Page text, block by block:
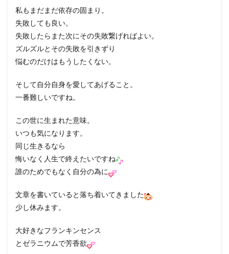
私もまだまだ依存の固まり。
失敗しても良い。
失敗したらまた次にその失敗繋げればよい。
ズルズルとその失敗を引きずり
悩むのだけはもうしたくない。
そして自分自身を愛してあげること。
一番難しいですね。
この世に生まれた意味。
いつも気になります。
同じ生きるなら
悔いなく人生で終えたいですね
誰のためでもなく自分の為に
文章を書いていると落ち着いてきました
少し休みます。
大好きなフランキンセンス
とゼラニウムで芳香欲